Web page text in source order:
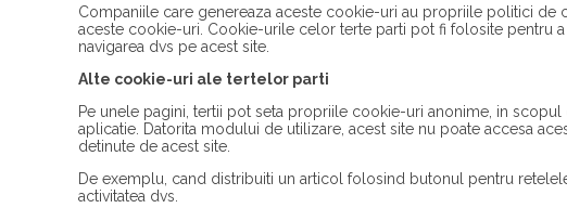
Companiile care genereaza aceste cookie-uri au propriile politici de
aceste cookie-uri. Cookie-urile celor terte parti pot fi folosite pentru
navigarea dvs pe acest site.
Alte cookie-uri ale tertelor parti
Pe unele pagini, tertii pot seta propriile cookie-uri anonime, in
aplicatie. Datorita modului de utilizare, acest site nu poate accesa
detinute de acest site.
De exemplu, cand distribuiti un articol folosind butonul pentru
activitatea dvs.